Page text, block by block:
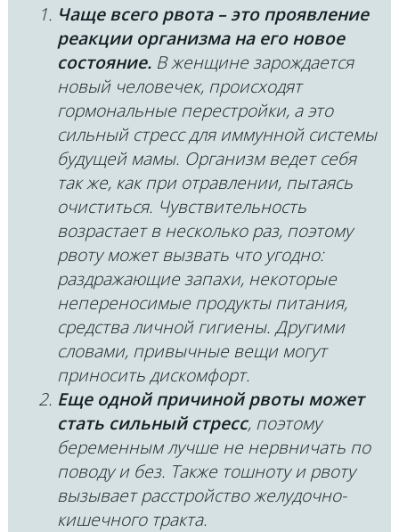
Чаще всего рвота – это проявление
реакции организма на его новое
состояние.В женщине зарождается
новый человечек, происходят
гормональные перестройки, а это
сильный стресс для иммунной системы
будущей мамы. Организм ведет себя
так же, как при отравлении, пытаясь
очиститься. Чувствительность
возрастает в несколько раз, поэтому
рвоту может вызвать что угодно:
раздражающие запахи, некоторые
непереносимые продукты питания,
средства личной гигиены. Другими
словами, привычные вещи могут
приносить дискомфорт.
Еще одной причиной рвоты может
стать сильный стресс, поэтому
беременным лучше не нервничать по
поводу и без. Также тошноту и рвоту
вызывает расстройство желудочно-
кишечного тракта.